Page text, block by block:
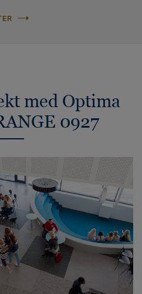
med Optima
0927